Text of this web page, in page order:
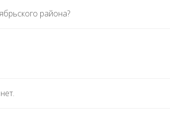
района?